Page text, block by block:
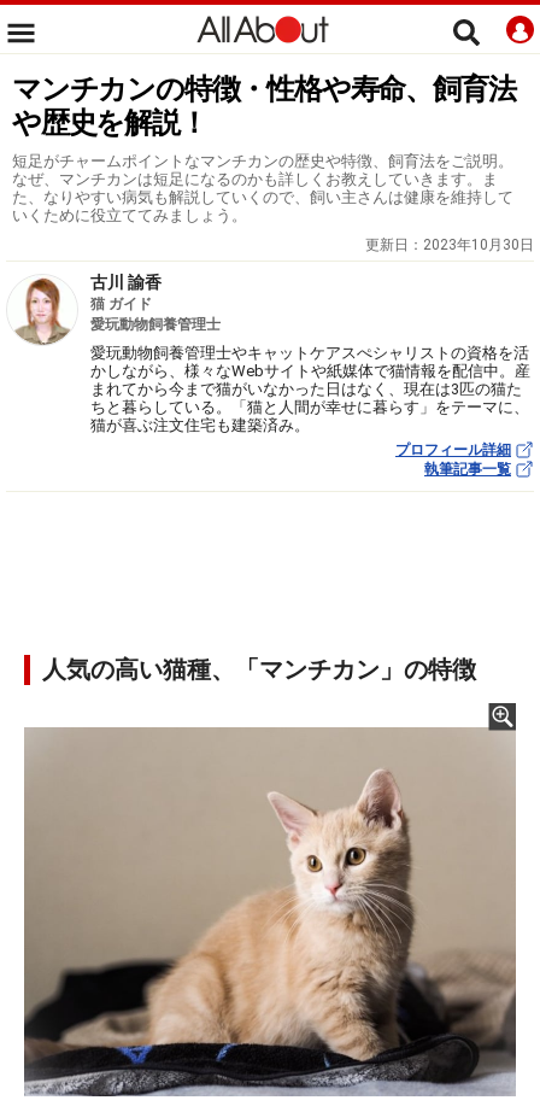
マンチカンの特徴・性格や寿命、飼育法
や歴史を解説！
短足がチャームポイントなマンチカンの歴史や特徴、飼育法をご説明。
なぜ、マンチカンは短足になるのかも詳しくお教えしていきます。ま
た、なりやすい病気も解説していくので、飼い主さんは健康を維持して
いくために役立ててみましょう。
更新日： 2023年10月30日
古川 諭香
猫 ガイド
愛玩動物飼養管理士
愛玩動物飼養管理士やキャットケアスぺシャリストの資格を活
かしながら、様々なWebサイトや紙媒体で猫情報を配信中。産
まれてから今まで猫がいなかった日はなく、現在は3匹の猫た
ちと暮らしている。「猫と人間が幸せに暮らす」をテーマに、
猫が喜ぶ注文住宅も建築済み。
プロフィール詳細
執筆記事一覧
人気の高い猫種、「マンチカン」の特徴